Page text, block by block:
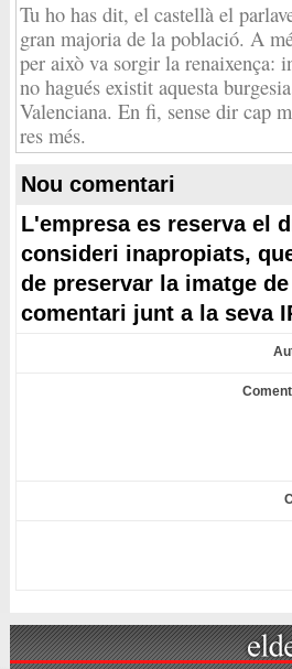
Tu ho has dit, el castellà el
gran majoria de la població. A
per això va sorgir la renaixença:
no hagués existit aquesta
Valenciana. En fi, sense dir cap
res més.
Nou comentari
L'empresa es reserva el
consideri inapropiats,
de preservar la imatge
comentari junt a la seva